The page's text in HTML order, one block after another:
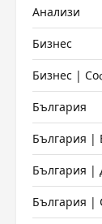
Анализи
Бизнес
Бизнес |
България
България |
България |
България |